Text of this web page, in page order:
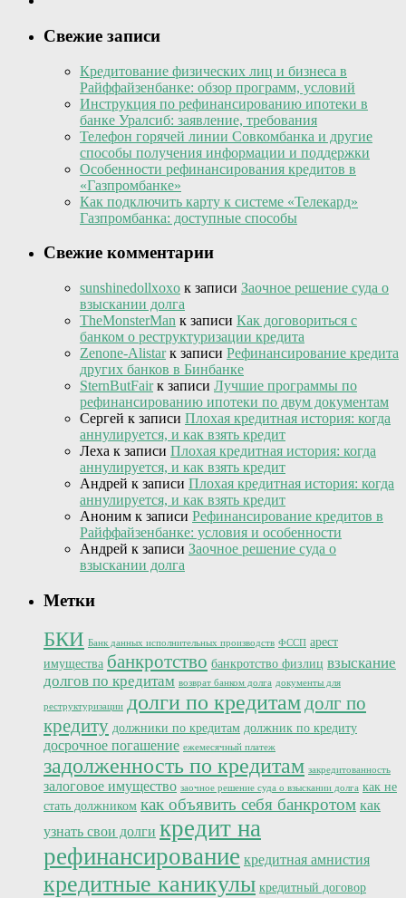
Свежие записи
Кредитование физических лиц и бизнеса в
Райффайзенбанке: обзор программ, условий
Инструкция по рефинансированию ипотеки в
банке Уралсиб: заявление, требования
Телефон горячей линии Совкомбанка и другие
способы получения информации и поддержки
Особенности рефинансирования кредитов в
«Газпромбанке»
Как подключить карту к системе «Телекард»
Газпромбанка: доступные способы
Свежие комментарии
sunshinedollxoxo к записи Заочное решение суда о
взыскании долга
TheMonsterMan к записи Как договориться с
банком о реструктуризации кредита
Zenone-Alistarк записи Рефинансирование кредита
других банков в Бинбанке
SternButFairк записи Лучшие программы по
рефинансированию ипотеки по двум документам
Сергей к записи Плохая кредитная история: когда
аннулируется, и как взять кредит
Леха к записи Плохая кредитная история: когда
аннулируется, и как взять кредит
Андрей к записи Плохая кредитная история: когда
аннулируется, и как взять кредит
Аноним к записи Рефинансирование кредитов в
Райффайзенбанке: условия и особенности
Андрей к записи Заочное решение суда о
взыскании долга
Метки
БКИ Банк данных исполнительных производств ФССП арест
имущества банкротство банкротство физлиц взыскание
долгов по кредитам возврат банком долга документы для
реструктуризации долги по кредитам долг по
кредиту должники по кредитам должник по кредиту
досрочное погашение ежемесячный платеж
задолженность по кредитам закредитованность
залоговое имущество заочное решение суда о взыскании долга как не
стать должником как объявить себя банкротом как
узнать свои долги кредит на
рефинансирование кредитная амнистия
кредитные каникулы кредитный договор